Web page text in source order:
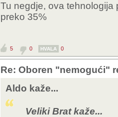
Tu negdje, ova tehnologija
preko 35%
5 0 HVALA 0
Re: Oboren "nemogući"
Aldo kaže...
Veliki Brat kaže...